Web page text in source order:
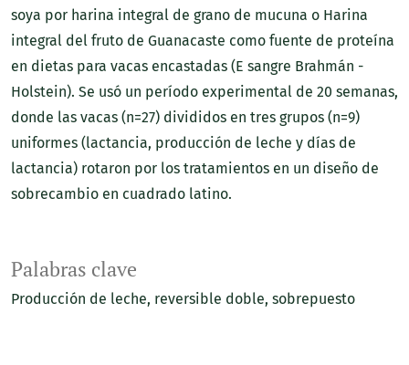
Palabras clave
Producción de leche reversible doble sobrepuesto
soya por harina integral de grano de mucuna o Harina
integral del fruto de Guanacaste como fuente de proteína
en dietas para vacas encastadas (E sangre Brahmán -
Holstein). Se usó un período experimental de 20 semanas,
donde las vacas (n=27) divididos en tres grupos (n=9)
uniformes (lactancia, producción de leche y días de
lactancia) rotaron por los tratamientos en un diseño de
sobrecambio en cuadrado latino.